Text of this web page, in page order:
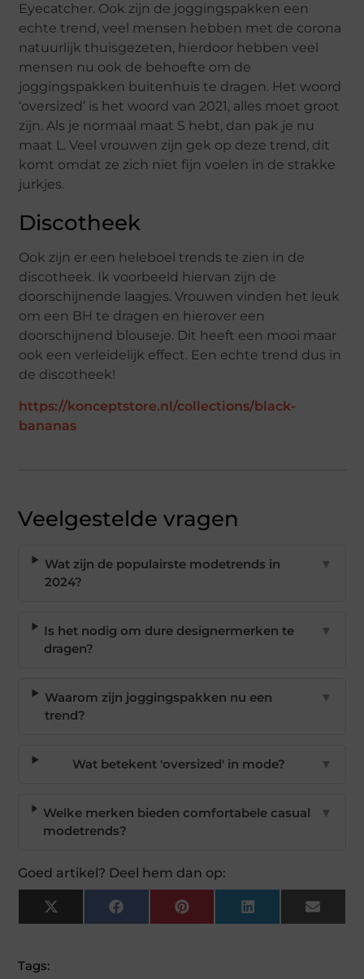
Eyecatcher. Ook zijn de joggingspakken een
echte trend, veel mensen hebben met de corona
natuurlijk thuisgezeten, hierdoor hebben veel
mensen nu ook de behoefte om de
joggingspakken buitenhuis te dragen. Het woord
‘oversized’ is het woord van 2021, alles moet groot
zijn. Als je normaal maat S hebt, dan pak je nu
maat L. Veel vrouwen zijn gek op deze trend, dit
komt omdat ze zich niet fijn voelen in de strakke
jurkjes.
Discotheek
Ook zijn er een heleboel trends te zien in de
discotheek. Ik voorbeeld hiervan zijn de
doorschijnende laagjes. Vrouwen vinden het leuk
om een BH te dragen en hierover een
doorschijnend blouseje. Dit heeft een mooi maar
ook een verleidelijk effect. Een echte trend dus in
de discotheek!
https://konceptstore.nl/collections/black-
bananas
Veelgestelde vragen
Wat zijn de populairste modetrends in
2024?
▼
Is het nodig om dure designermerken te
dragen?
▼
Waarom zijn joggingspakken nu een
trend?
▼
Wat betekent 'oversized' in mode? ▼
Welke merken bieden comfortabele casual
modetrends?
▼
Goed artikel? Deel hem dan op:
X
(Twitter)
FacebookPinterest LinkedIn Email
Tags: